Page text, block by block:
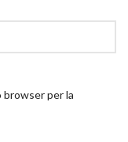
browser per la